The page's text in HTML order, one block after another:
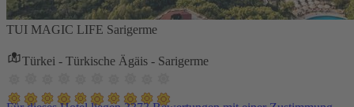
TUI MAGIC LIFE Sarigerme
Türkei - Türkische Ägäis - Sarigerme